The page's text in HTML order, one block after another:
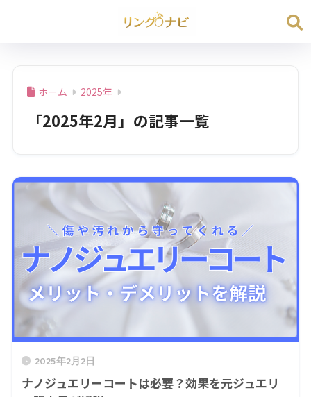
ホーム 2025年
「2025年2月」の記事一覧
2025年2月2日
ナノジュエリーコートは必要？効果を元ジュエリ